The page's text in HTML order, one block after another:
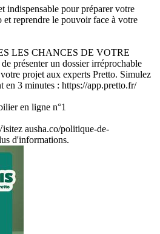
indispensable pour préparer votre
et reprendre le pouvoir face à votre
LES CHANCES DE VOTRE
présenter un dossier irréprochable
projet aux experts Pretto. Simulez
en 3 minutes : https://app.pretto.fr/
en ligne n°1
ausha.co/politique-de-
d'informations.